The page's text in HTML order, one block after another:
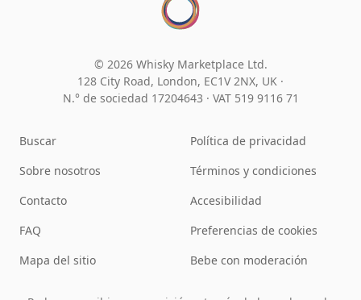
© 2026 Whisky Marketplace Ltd.
128 City Road, London, EC1V 2NX, UK ·
N.° de sociedad 17204643 · VAT 519 9116 71
Buscar
Sobre nosotros
Contacto
FAQ
Mapa del sitio
Política de privacidad
Términos y condiciones
Accesibilidad
Preferencias de cookies
Bebe con moderación